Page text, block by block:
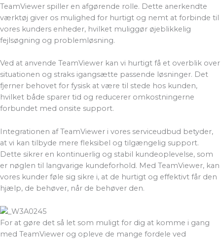
TeamViewer spiller en afgørende rolle. Dette anerkendte
værktøj giver os mulighed for hurtigt og nemt at forbinde til
vores kunders enheder, hvilket muliggør øjeblikkelig
fejlsøgning og problemløsning.
Ved at anvende TeamViewer kan vi hurtigt få et overblik over
situationen og straks igangsætte passende løsninger. Det
fjerner behovet for fysisk at være til stede hos kunden,
hvilket både sparer tid og reducerer omkostningerne
forbundet med onsite support.
Integrationen af TeamViewer i vores serviceudbud betyder,
at vi kan tilbyde mere fleksibel og tilgængelig support.
Dette sikrer en kontinuerlig og stabil kundeoplevelse, som
er nøglen til langvarige kundeforhold. Med TeamViewer, kan
vores kunder føle sig sikre i, at de hurtigt og effektivt får den
hjælp, de behøver, når de behøver den.
For at gøre det så let som muligt for dig at komme i gang
med TeamViewer og opleve de mange fordele ved